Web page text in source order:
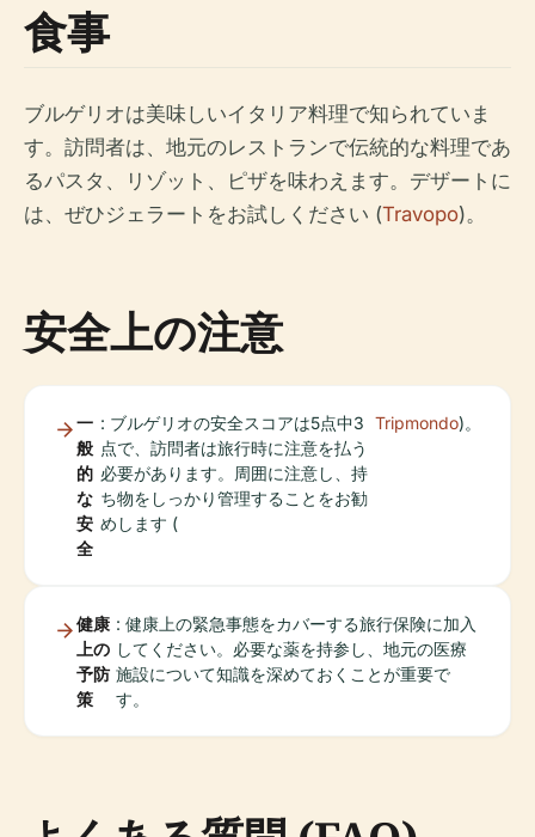
食事
ブルゲリオは美味しいイタリア料理で知られていま
す。訪問者は、地元のレストランで伝統的な料理であ
るパスタ、リゾット、ピザを味わえます。デザートに
は、ぜひジェラートをお試しください (Travopo)。
安全上の注意
一
般
的
な
安
全
: ブルゲリオの安全スコアは5点中3
点で、訪問者は旅行時に注意を払う
必要があります。周囲に注意し、持
ち物をしっかり管理することをお勧
めします (
Tripmondo)。
健康
上の
予防
策
: 健康上の緊急事態をカバーする旅行保険に加入
してください。必要な薬を持参し、地元の医療
施設について知識を深めておくことが重要で
す。